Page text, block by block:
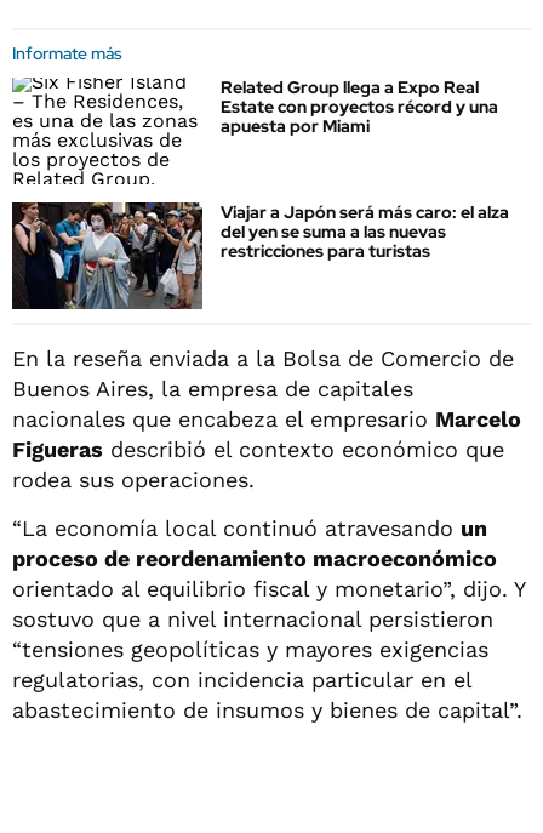
Informate más
Related Group llega a Expo Real
Estate con proyectos récord y una
apuesta por Miami
Viajar a Japón será más caro: el alza
del yen se suma a las nuevas
restricciones para turistas
En la reseña enviada a la Bolsa de Comercio de
Buenos Aires, la empresa de capitales
nacionales que encabeza el empresario Marcelo
Figueras describió el contexto económico que
rodea sus operaciones.
“La economía local continuó atravesando un
proceso de reordenamiento macroeconómico
orientado al equilibrio fiscal y monetario”, dijo. Y
sostuvo que a nivel internacional persistieron
“tensiones geopolíticas y mayores exigencias
regulatorias, con incidencia particular en el
abastecimiento de insumos y bienes de capital”.